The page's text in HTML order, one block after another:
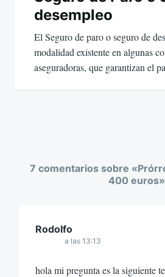
desempleo
El Seguro de paro o seguro de
modalidad existente en algunas
aseguradoras, que garantizan el
7 comentarios sobre «
400 euros»
Rodolfo
a las 13:13
hola mi pregunta es la siguiente